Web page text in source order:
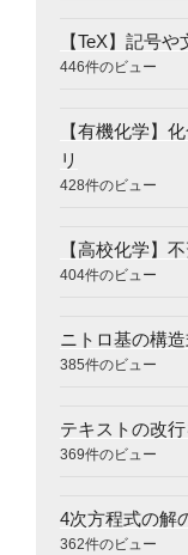
【TeX】記号
446件のビュー
【有機化学】
リ
428件のビュー
【高校化学】
404件のビュー
ニトロ基の構
385件のビュー
テキストの改
369件のビュー
4次方程式の解
362件のビュー